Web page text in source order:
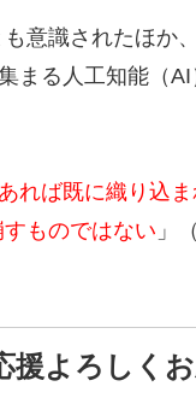
意識されたほか、
まる人工知能（
れば既に織り込
ものではない 」
援よろしく